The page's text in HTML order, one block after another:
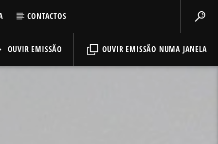
CONTACTOS
OUVIR EMISSÃO NUMA JANELA
OUVIR EMISSÃO